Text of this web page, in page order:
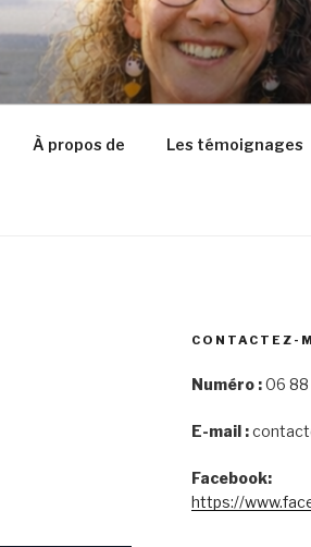
À propos de Les témoignages
CONTACTEZ-
Numéro :06 88
E-mail :
Facebook:
https://